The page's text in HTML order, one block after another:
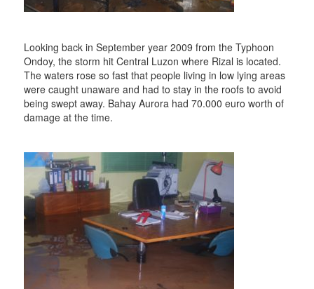
Looking back in September year 2009 from the Typhoon
Ondoy, the storm hit Central Luzon where Rizal is located.
The waters rose so fast that people living in low lying areas
were caught unaware and had to stay in the roofs to avoid
being swept away. Bahay Aurora had 70.000 euro worth of
damage at the time.